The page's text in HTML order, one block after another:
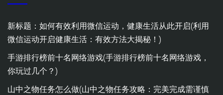
新标题：如何有效利用微信运动，健康生活从此开启(利用
微信运动开启健康生活：有效方法大揭秘！)
手游排行榜前十名网络游戏(手游排行榜前十名网络游戏，
你玩过几个？)
山中之物任务怎么做(山中之物任务攻略：完美完成需谨慎